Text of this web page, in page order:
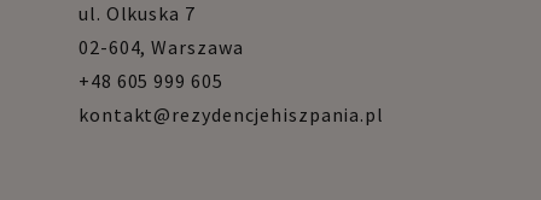
ul. Olkuska 7
02-604, Warszawa
+48 605 999 605
kontakt@rezydencjehiszpania.pl